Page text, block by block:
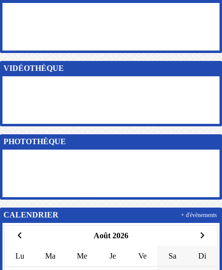
VIDÉOTHÈQUE
PHOTOTHÈQUE
CALENDRIER
Août 2026
Lu Ma Me Je Ve Sa Di
+ d'évènements